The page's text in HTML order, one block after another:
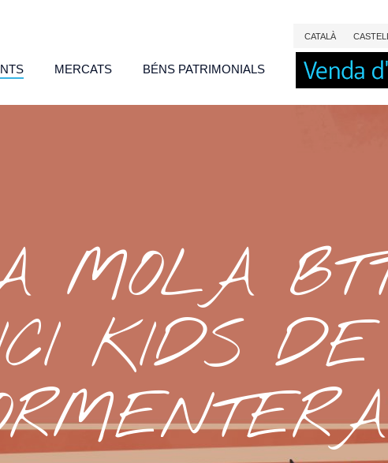
CATALÀ CAST
MERCATS BÉNS PATRIMONIALS
MOLA
KIDS DE